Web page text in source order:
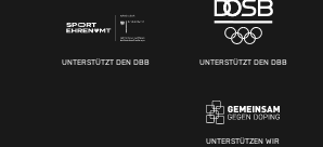
UNTERSTÜTZT DEN DBB UNTERSTÜTZT DEN DBB
UNTERSTÜTZEN WIR